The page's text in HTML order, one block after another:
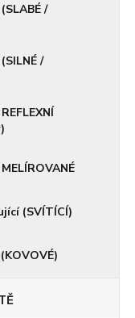
/
/
(SVÍTÍCÍ)